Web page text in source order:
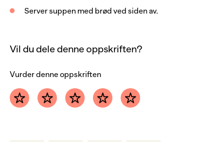
Server suppen med brød ved siden av.
Vil du dele denne oppskriften?
Vurder denne oppskriften